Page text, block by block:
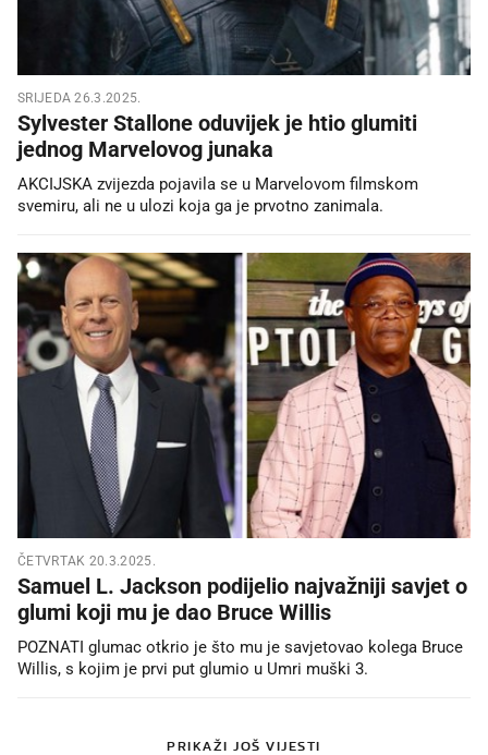
SRIJEDA 26.3.2025.
Sylvester Stallone oduvijek je htio glumiti
jednog Marvelovog junaka
AKCIJSKA zvijezda pojavila se u Marvelovom filmskom
svemiru, ali ne u ulozi koja ga je prvotno zanimala.
ČETVRTAK 20.3.2025.
Samuel L. Jackson podijelio najvažniji savjet o
glumi koji mu je dao Bruce Willis
POZNATI glumac otkrio je što mu je savjetovao kolega Bruce
Willis, s kojim je prvi put glumio u Umri muški 3.
PRIKAŽI JOŠ VIJESTI